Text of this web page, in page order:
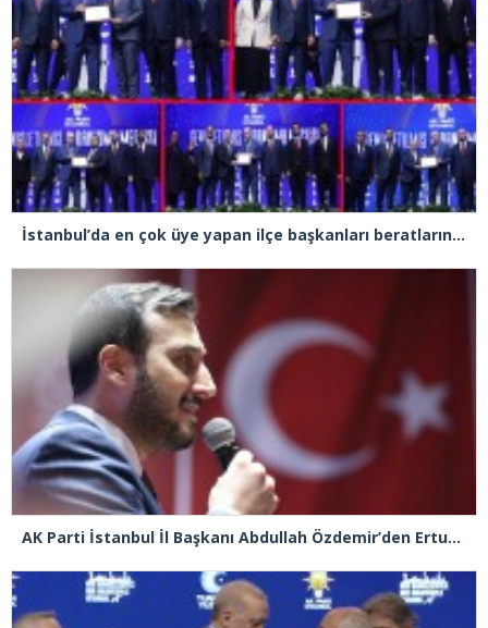
İstanbul’da en çok üye yapan ilçe başkanları beratlarını Cumhurbaşkanı Erdoğan’ın elinden aldı
AK Parti İstanbul İl Başkanı Abdullah Özdemir’den Ertuğrul Özkök’e “Franco” tepkisi